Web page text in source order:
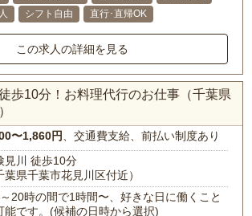
シフト自由 直行･直帰OK
この求人の詳細を見る
歩10分！お料理代行のお仕事（千葉県
〜1,860円 、交通費支給、前払い制度あり
見川 徒歩10分
葉県千葉市花見川区付近）
20時の間で1時間〜、好きな日に働くこと
能です。(候補の日時から選択)